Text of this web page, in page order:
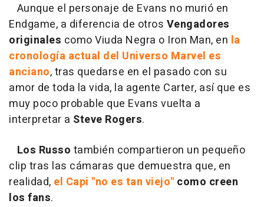
Aunque el personaje de Evans no murió en
Endgame, a diferencia de otros Vengadores
originales como Viuda Negra o Iron Man, en la
cronología actual del Universo Marvel es
anciano, tras quedarse en el pasado con su
amor de toda la vida, la agente Carter, así que es
muy poco probable que Evans vuelta a
interpretar a Steve Rogers.
Los Russo también compartieron un pequeño
clip tras las cámaras que demuestra que, en
realidad, el Capi "no es tan viejo" como creen
los fans.